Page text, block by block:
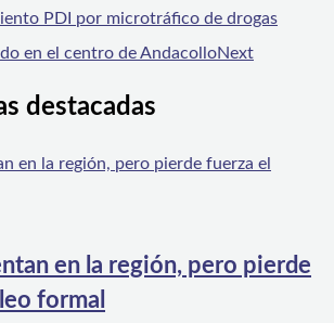
PDI por microtráfico de drogas
en el centro de AndacolloNext
destacadas
en la región, pero pierde
formal